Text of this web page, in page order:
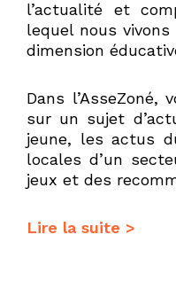
l’actualité et
lequel nous
dimension
Dans l’AsseZoné,
sur un sujet
jeune, les actus
locales d’un
jeux et des
Lire la suite >